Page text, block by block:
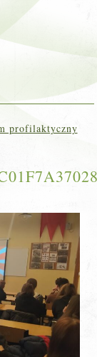
profilaktyczny